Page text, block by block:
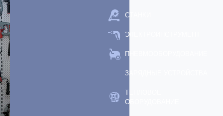
СТАНКИ
ЭЛЕКТРОИНСТРУМЕНТ
ПНЕВМООБОРУДОВАНИЕ
ЗАРЯДНЫЕ УСТРОЙСТВА
ТЕПЛОВОЕ
ОБОРУДОВАНИЕ